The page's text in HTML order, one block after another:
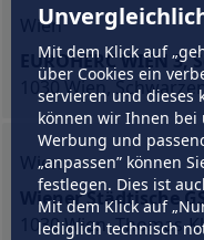
Mit dem Klick auf
über Cookies ein
servieren und dieses
können wir Ihnen bei
Werbung und
„anpassen” können
festlegen. Dies ist
Mit dem Klick auf
lediglich technisch
Wien
EUROHERC WIEN
1030 Wien,
Wien
Wiener Städtische
1030 Wien, Thomas-